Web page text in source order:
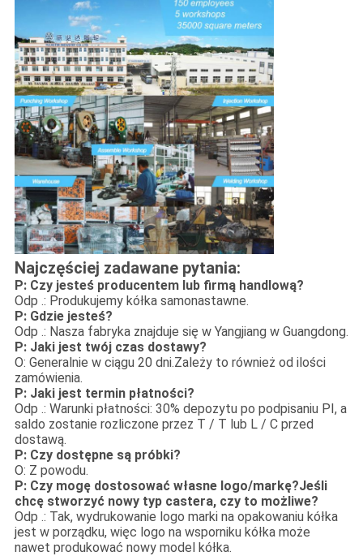
Najczęściej zadawane pytania:
P: Czy jesteś producentem lub firmą handlową?
Odp .: Produkujemy kółka samonastawne.
P: Gdzie jesteś?
Odp .: Nasza fabryka znajduje się w Yangjiang w Guangdong.
P: Jaki jest twój czas dostawy?
O: Generalnie w ciągu 20 dni.Zależy to również od ilości
zamówienia.
P: Jaki jest termin płatności?
Odp .: Warunki płatności: 30% depozytu po podpisaniu PI, a
saldo zostanie rozliczone przez T / T lub L / C przed
dostawą.
P: Czy dostępne są próbki?
O: Z powodu.
P: Czy mogę dostosować własne logo/markę?Jeśli
chcę stworzyć nowy typ castera, czy to możliwe?
Odp .: Tak, wydrukowanie logo marki na opakowaniu kółka
jest w porządku, więc logo na wsporniku kółka może
nawet produkować nowy model kółka.